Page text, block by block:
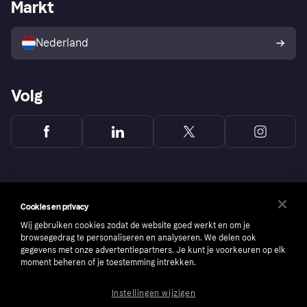
Winkeloverzicht
Kopersbescherming voor
consumenten
Markt
Nederland
Volg
Cookies en privacy
Wij gebruiken cookies zodat de website goed werkt en om je
browsegedrag te personaliseren en analyseren. We delen ook
gegevens met onze advertentiepartners. Je kunt je voorkeuren op elk
moment beheren of je toestemming intrekken.
Instellingen wijzigen